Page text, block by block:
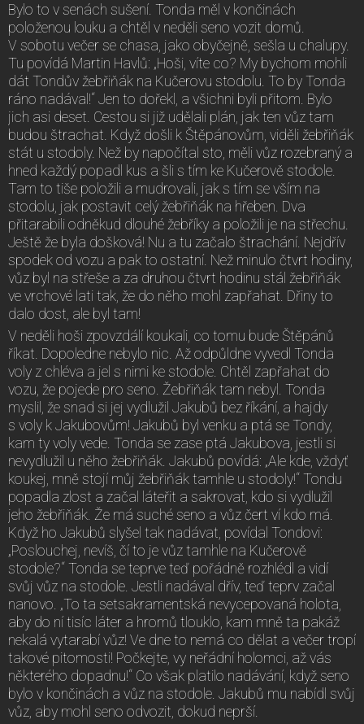
Bylo to v senách sušení. Tonda měl v končinách
položenou louku a chtěl v neděli seno vozit domů.
V sobotu večer se chasa, jako obyčejně, sešla u chalupy.
Tu povídá Martin Havlů: „Hoši, víte co? My bychom mohli
dát Tondův žebřiňák na Kučerovu stodolu. To by Tonda
ráno nadával!“ Jen to dořekl, a všichni byli přitom. Bylo
jich asi deset. Cestou si již udělali plán, jak ten vůz tam
budou štrachat. Když došli k Štěpánovům, viděli žebřiňák
stát u stodoly. Než by napočítal sto, měli vůz rozebraný a
hned každý popadl kus a šli s tím ke Kučerově stodole.
Tam to tiše položili a mudrovali, jak s tím se vším na
stodolu, jak postavit celý žebřiňák na hřeben. Dva
přitarabili odněkud dlouhé žebříky a položili je na střechu.
Ještě že byla došková! Nu a tu začalo štrachání. Nejdřív
spodek od vozu a pak to ostatní. Než minulo čtvrt hodiny,
vůz byl na střeše a za druhou čtvrt hodinu stál žebřiňák
ve vrchové lati tak, že do něho mohl zapřahat. Dřiny to
dalo dost, ale byl tam!
V neděli hoši zpovzdálí koukali, co tomu bude Štěpánů
říkat. Dopoledne nebylo nic. Až odpůldne vyvedl Tonda
voly z chléva a jel s nimi ke stodole. Chtěl zapřahat do
vozu, že pojede pro seno. Žebřiňák tam nebyl. Tonda
myslil, že snad si jej vydlužil Jakubů bez říkání, a hajdy
s voly k Jakubovům! Jakubů byl venku a ptá se Tondy,
kam ty voly vede. Tonda se zase ptá Jakubova, jestli si
nevydlužil u něho žebřiňák. Jakubů povídá: „Ale kde, vždyť
koukej, mně stojí můj žebřiňák tamhle u stodoly!“ Tondu
popadla zlost a začal láteřit a sakrovat, kdo si vydlužil
jeho žebřiňák. Že má suché seno a vůz čert ví kdo má.
Když ho Jakubů slyšel tak nadávat, povídal Tondovi:
„Poslouchej, nevíš, čí to je vůz tamhle na Kučerově
stodole?“ Tonda se teprve teď pořádně rozhlédl a vidí
svůj vůz na stodole. Jestli nadával dřív, teď teprv začal
nanovo. „To ta setsakramentská nevycepovaná holota,
aby do ní tisíc láter a hromů tlouklo, kam mně ta pakáž
nekalá vytarabí vůz! Ve dne to nemá co dělat a večer tropí
takové pitomosti! Počkejte, vy neřádní holomci, až vás
některého dopadnu!“ Co však platilo nadávání, když seno
bylo v končinách a vůz na stodole. Jakubů mu nabídl svůj
vůz, aby mohl seno odvozit, dokud neprší.